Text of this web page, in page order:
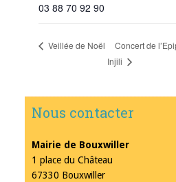
03 88 70 92 90
Veillée de Noël
Concert de
Injili
Nous contacter
Mairie de Bouxwiller
1 place du Château
67330 Bouxwiller